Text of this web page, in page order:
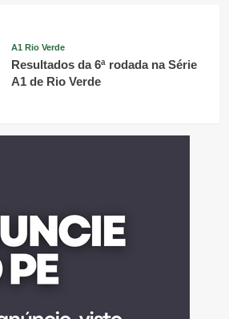
A1 Rio Verde
Resultados da 6ª rodada na Série
A1 de Rio Verde